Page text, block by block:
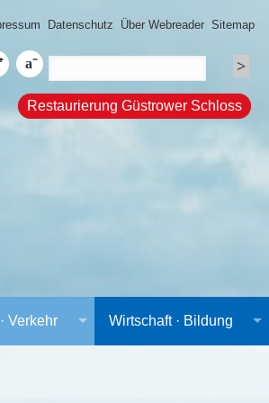
Datenschutz Über Webreader Sitemap
Restaurierung Güstrower Schloss
Verkehr Wirtschaft · Bildung